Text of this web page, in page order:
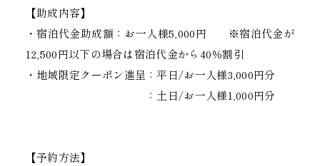
【助成内容】
・宿泊代金助成額：お一人様5,000円 ※宿泊代金が
12,500円以下の場合は宿泊代金から40％割引
・地域限定クーポン進呈：平日/お一人様3,000円分
：土日/お一人様1,000円分
【予約方法】